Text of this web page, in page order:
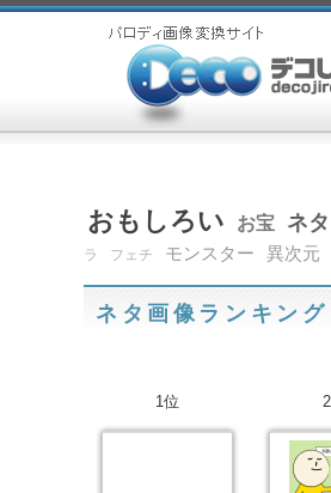
おもしろい お宝 ネタ
ラ フェチ モンスター 異次元
ネタ画像ランキング
1位